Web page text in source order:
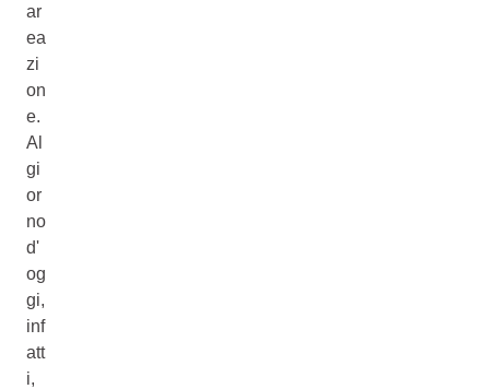
ar
ea
zi
on
e.
Al
gi
or
no
d'
og
gi,
inf
att
i,